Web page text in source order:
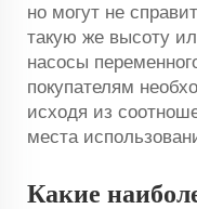
но могут не
такую же высоту
насосы
покупателям
исходя из
места
Какие